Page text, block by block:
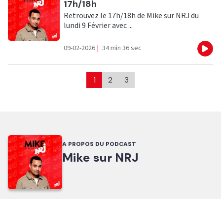
17h/18h
Retrouvez le 17h/18h de Mike sur NRJ du
lundi 9 Février avec ...
09-02-2026 | 34 min 36 sec
1 2 3
A PROPOS DU PODCAST
Mike sur NRJ